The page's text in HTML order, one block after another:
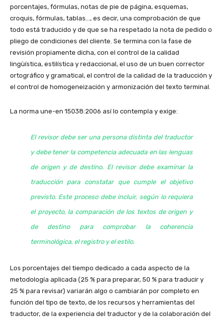
porcentajes, fórmulas, notas de pie de página, esquemas,
croquis, fórmulas, tablas…, es decir, una comprobación de que
todo está traducido y de que se ha respetado la nota de pedido o
pliego de condiciones del cliente. Se termina con la fase de
revisión propiamente dicha, con el control de la calidad
lingüística, estilística y redaccional, el uso de un buen corrector
ortográfico y gramatical, el control de la calidad de la traducción y
el control de homogeneización y armonización del texto terminal.
La norma une-en 15038:2006 así lo contempla y exige:
El revisor debe ser una persona distinta del traductor
y debe tener la competencia adecuada en las lenguas
de origen y de destino. El revisor debe examinar la
traducción para constatar que cumple el objetivo
previsto. Este proceso debe incluir, según lo requiera
el proyecto, la comparación de los textos de origen y
de destino para comprobar la coherencia
terminológica, el registro y el estilo.
Los porcentajes del tiempo dedicado a cada aspecto de la
metodología aplicada (25 % para preparar, 50 % para traducir y
25 % para revisar) variarán algo o cambiarán por completo en
función del tipo de texto, de los recursos y herramientas del
traductor, de la experiencia del traductor y de la colaboración del